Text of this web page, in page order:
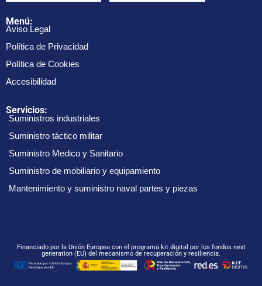
Menú:
Aviso Legal
Política de Privacidad
Política de Cookies
Accesibilidad
Servicios:
Suministros industriales
Suministro táctico militar
Suministro Medico y Sanitario
Suministro de mobiliario y equipamiento
Mantenimiento y suministro naval partes y piezas
Financiado por la Unión Europea con el programa kit digital por los fondos next
generation (EU) del mecanismo de recuperación y resiliencia.